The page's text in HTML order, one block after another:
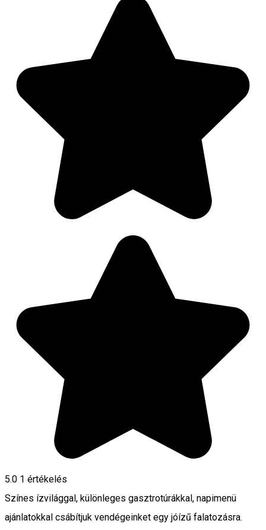
5.0 1 értékelés
Színes ízvilággal, különleges gasztrotúrákkal, napimenü
ajánlatokkal csábítjuk vendégeinket egy jóízű falatozásra.